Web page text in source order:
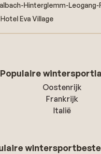
Hinterglemm-Leogang-
Hotel Eva Village
Populaire
Oostenrijk
Frankrijk
Italië